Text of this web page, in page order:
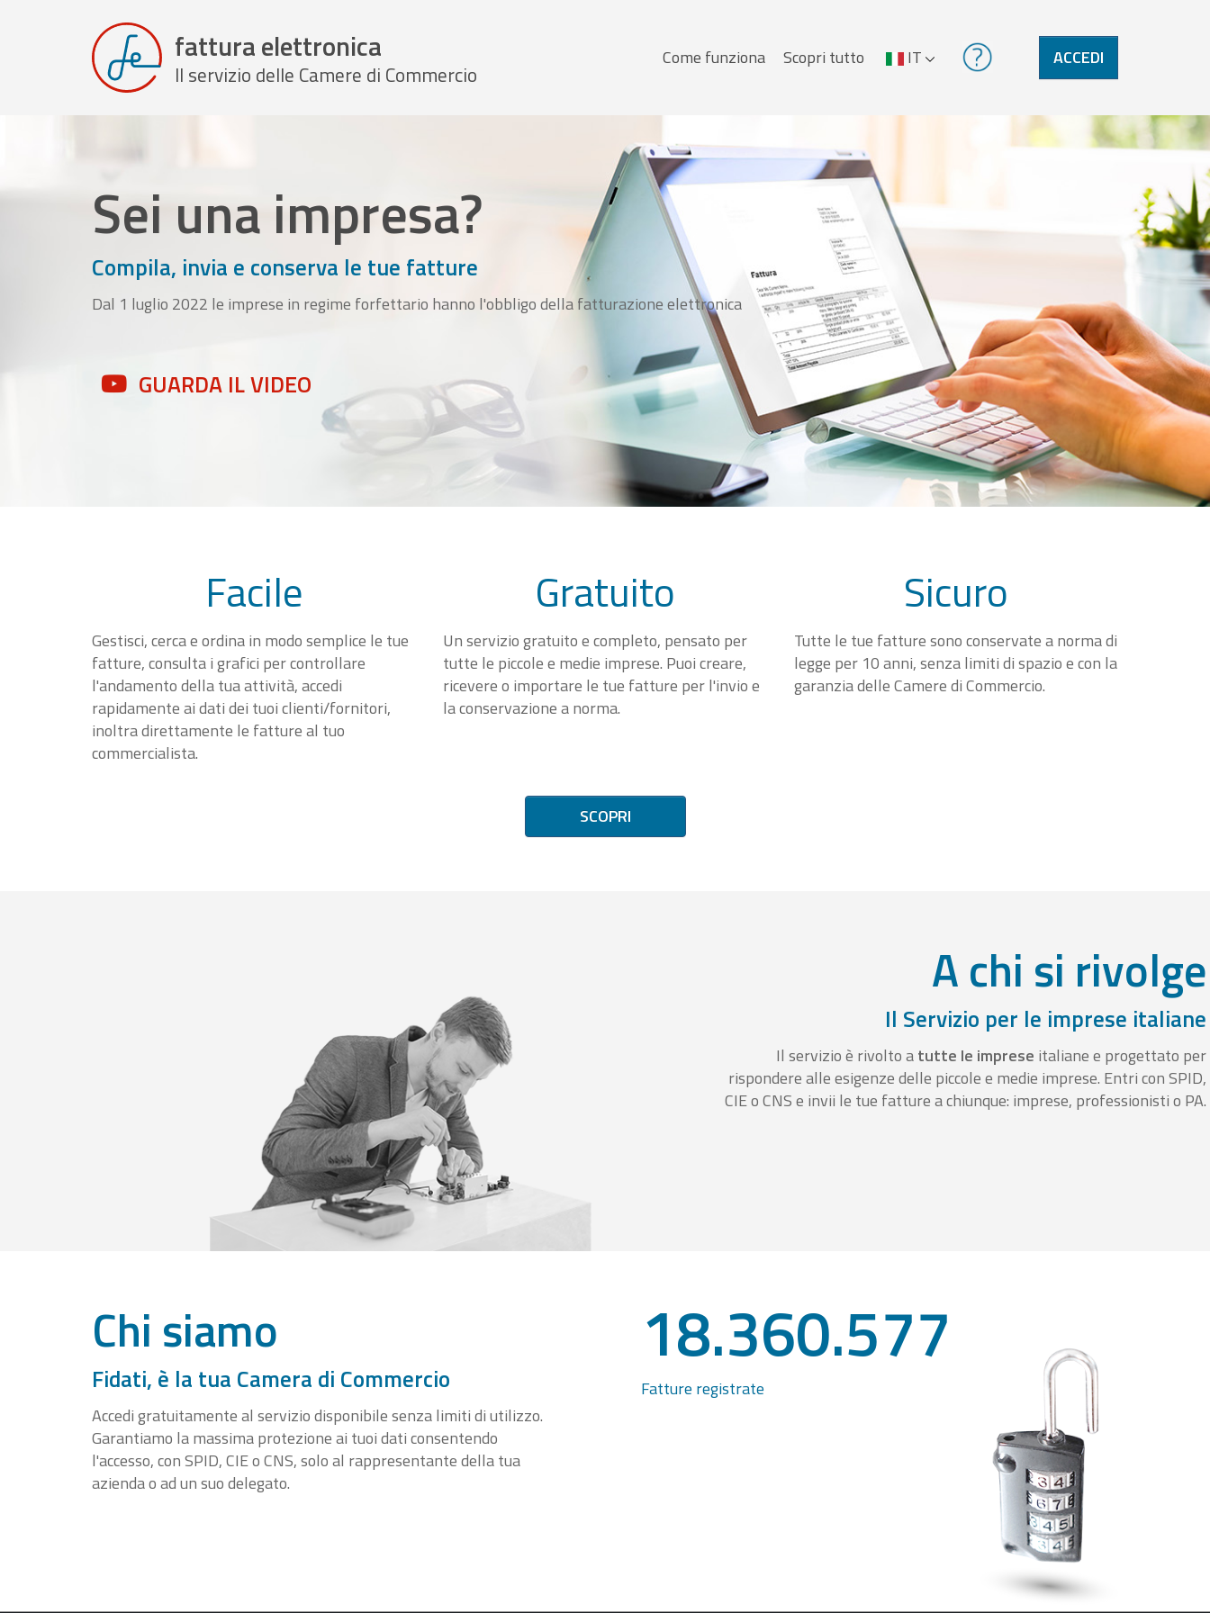
fattura elettronica
Il servizio delle Camere di Commercio Menu
Come funziona Scopri tutto IT ACCEDI
Sei una impresa?
Compila, invia e conserva le tue fatture
Dal 1 luglio 2022 le imprese in regime forfettario hanno l'obbligo della fatturazione elettronica
GUARDA IL VIDEO
Facile
Gestisci, cerca e ordina in modo semplice le tue
fatture, consulta i grafici per controllare
l'andamento della tua attività, accedi
rapidamente ai dati dei tuoi clienti/fornitori,
inoltra direttamente le fatture al tuo
commercialista.
Gratuito
Un servizio gratuito e completo, pensato per
tutte le piccole e medie imprese. Puoi creare,
ricevere o importare le tue fatture per l'invio e
la conservazione a norma.
Sicuro
Tutte le tue fatture sono conservate a norma di
legge per 10 anni, senza limiti di spazio e con la
garanzia delle Camere di Commercio.
SCOPRI
A chi si rivolge
Il Servizio per le imprese italiane
Il servizio è rivolto atutte le imprese italiane e progettato per
rispondere alle esigenze delle piccole e medie imprese. Entri con SPID,
CIE o CNS e invii le tue fatture a chiunque: imprese, professionisti o PA.
Chi siamo
Fidati, è la tua Camera di Commercio
Accedi gratuitamente al servizio disponibile senza limiti di utilizzo.
Garantiamo la massima protezione ai tuoi dati consentendo
l'accesso, con SPID, CIE o CNS, solo al rappresentante della tua
azienda o ad un suo delegato.
18.360.577
Fatture registrate